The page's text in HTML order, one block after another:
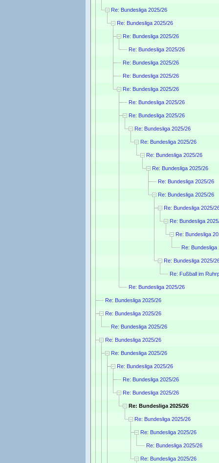
Re: Bundesliga 2025/26
Re: Bundesliga 2025/26
Re: Bundesliga 2025/26
Re: Bundesliga 2025/26
Re: Bundesliga 2025/26
Re: Bundesliga 2025/26
Re: Bundesliga 2025/26
Re: Bundesliga 2025/26
Re: Bundesliga 2025/26
Re: Bundesliga 2025/26
Re: Bundesliga 2025/26
Re: Bundesliga 2025/26
Re: Bundesliga 2025/26
Re: Bundesliga 2025/26
Re: Bundesliga 2025/26
Re: Bundesliga 2025/
Re: Bundesliga
Re: Bundesliga
Re: Bundesliga
Re: Bundesliga 2025/
Re: Fußball im
Re: Bundesliga 2025/26
Re: Bundesliga 2025/26
Re: Bundesliga 2025/26
Re: Bundesliga 2025/26
Re: Bundesliga 2025/26
Re: Bundesliga 2025/26
Re: Bundesliga 2025/26
Re: Bundesliga 2025/26
Re: Bundesliga 2025/26
Re: Bundesliga 2025/26
Re: Bundesliga 2025/26
Re: Bundesliga 2025/26
Re: Bundesliga 2025/26
Re: Bundesliga 2025/26